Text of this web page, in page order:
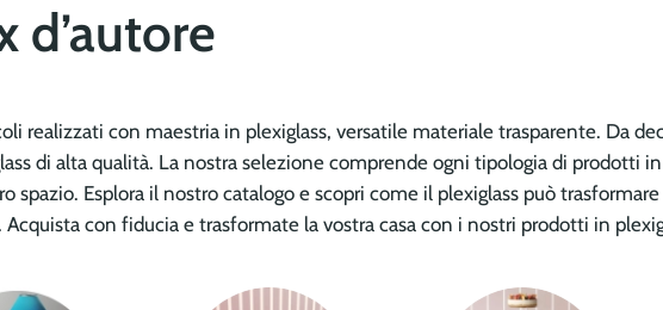
d’autore
realizzati con maestria in plexiglass, versatile materiale trasparente. Da
di alta qualità. La nostra selezione comprende ogni tipologia di prodotti
spazio. Esplora il nostro catalogo e scopri come il plexiglass può
con fiducia e trasformate la vostra casa con i nostri prodotti in